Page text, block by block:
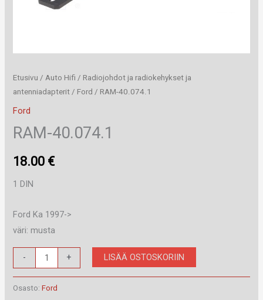
Etusivu / Auto Hifi / Radiojohdot ja radiokehykset ja
antenniadapterit / Ford / RAM-40.074.1
Ford
RAM-40.074.1
18.00 €
1 DIN
Ford Ka 1997->
väri: musta
-
40.074.1
määrä
+ LISÄÄ OSTOSKORIIN
Osasto:Ford